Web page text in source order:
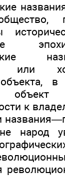
или
к
народ